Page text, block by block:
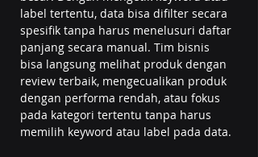
label tertentu, data bisa difilter secara
spesifik tanpa harus menelusuri daftar
panjang secara manual. Tim bisnis
bisa langsung melihat produk dengan
review terbaik, mengecualikan produk
dengan performa rendah, atau fokus
pada kategori tertentu tanpa harus
memilih keyword atau label pada data.